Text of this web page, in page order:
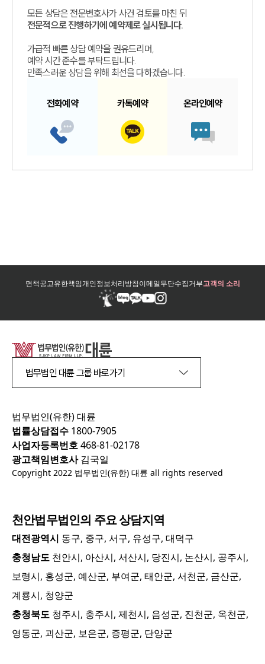
모든 상담은 전문변호사가 사건 검토를 마친 뒤
전문적으로 진행하기에 예약제로 실시됩니다.
가급적 빠른 상담 예약을 권유드리며,
예약 시간 준수를 부탁드립니다.
만족스러운 상담을 위해 최선을 다하겠습니다.
전화예약 카톡예약 온라인예약
면책공고유한책임개인정보처리방침이메일무단수집거부고객의 소리
법무법인 대륜 그룹 바로가기
법무법인(유한) 대륜
법률상담접수 1800-7905
사업자등록번호468-81-02178
광고책임변호사김국일
Copyright 2022 법무법인(유한) 대륜 all rights reserved
천안법무법인의 주요 상담지역
대전광역시 동구, 중구, 서구, 유성구, 대덕구
충청남도 천안시, 아산시, 서산시, 당진시, 논산시, 공주시,
보령시, 홍성군, 예산군, 부여군, 태안군, 서천군, 금산군,
계룡시, 청양군
충청북도 청주시, 충주시, 제천시, 음성군, 진천군, 옥천군,
영동군, 괴산군, 보은군, 증평군, 단양군